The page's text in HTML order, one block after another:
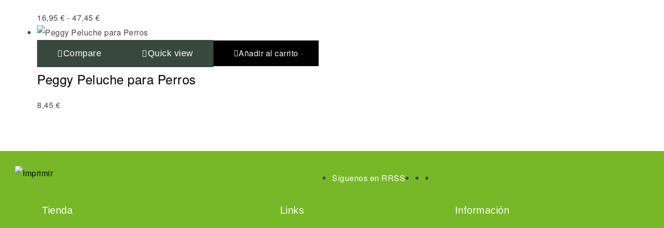
16,95 € - 47,45 €
Compare Quick view Añadir al carrito
Peggy Peluche para Perros
8,45 €
Síguenos en RRSS
Tienda Links Información